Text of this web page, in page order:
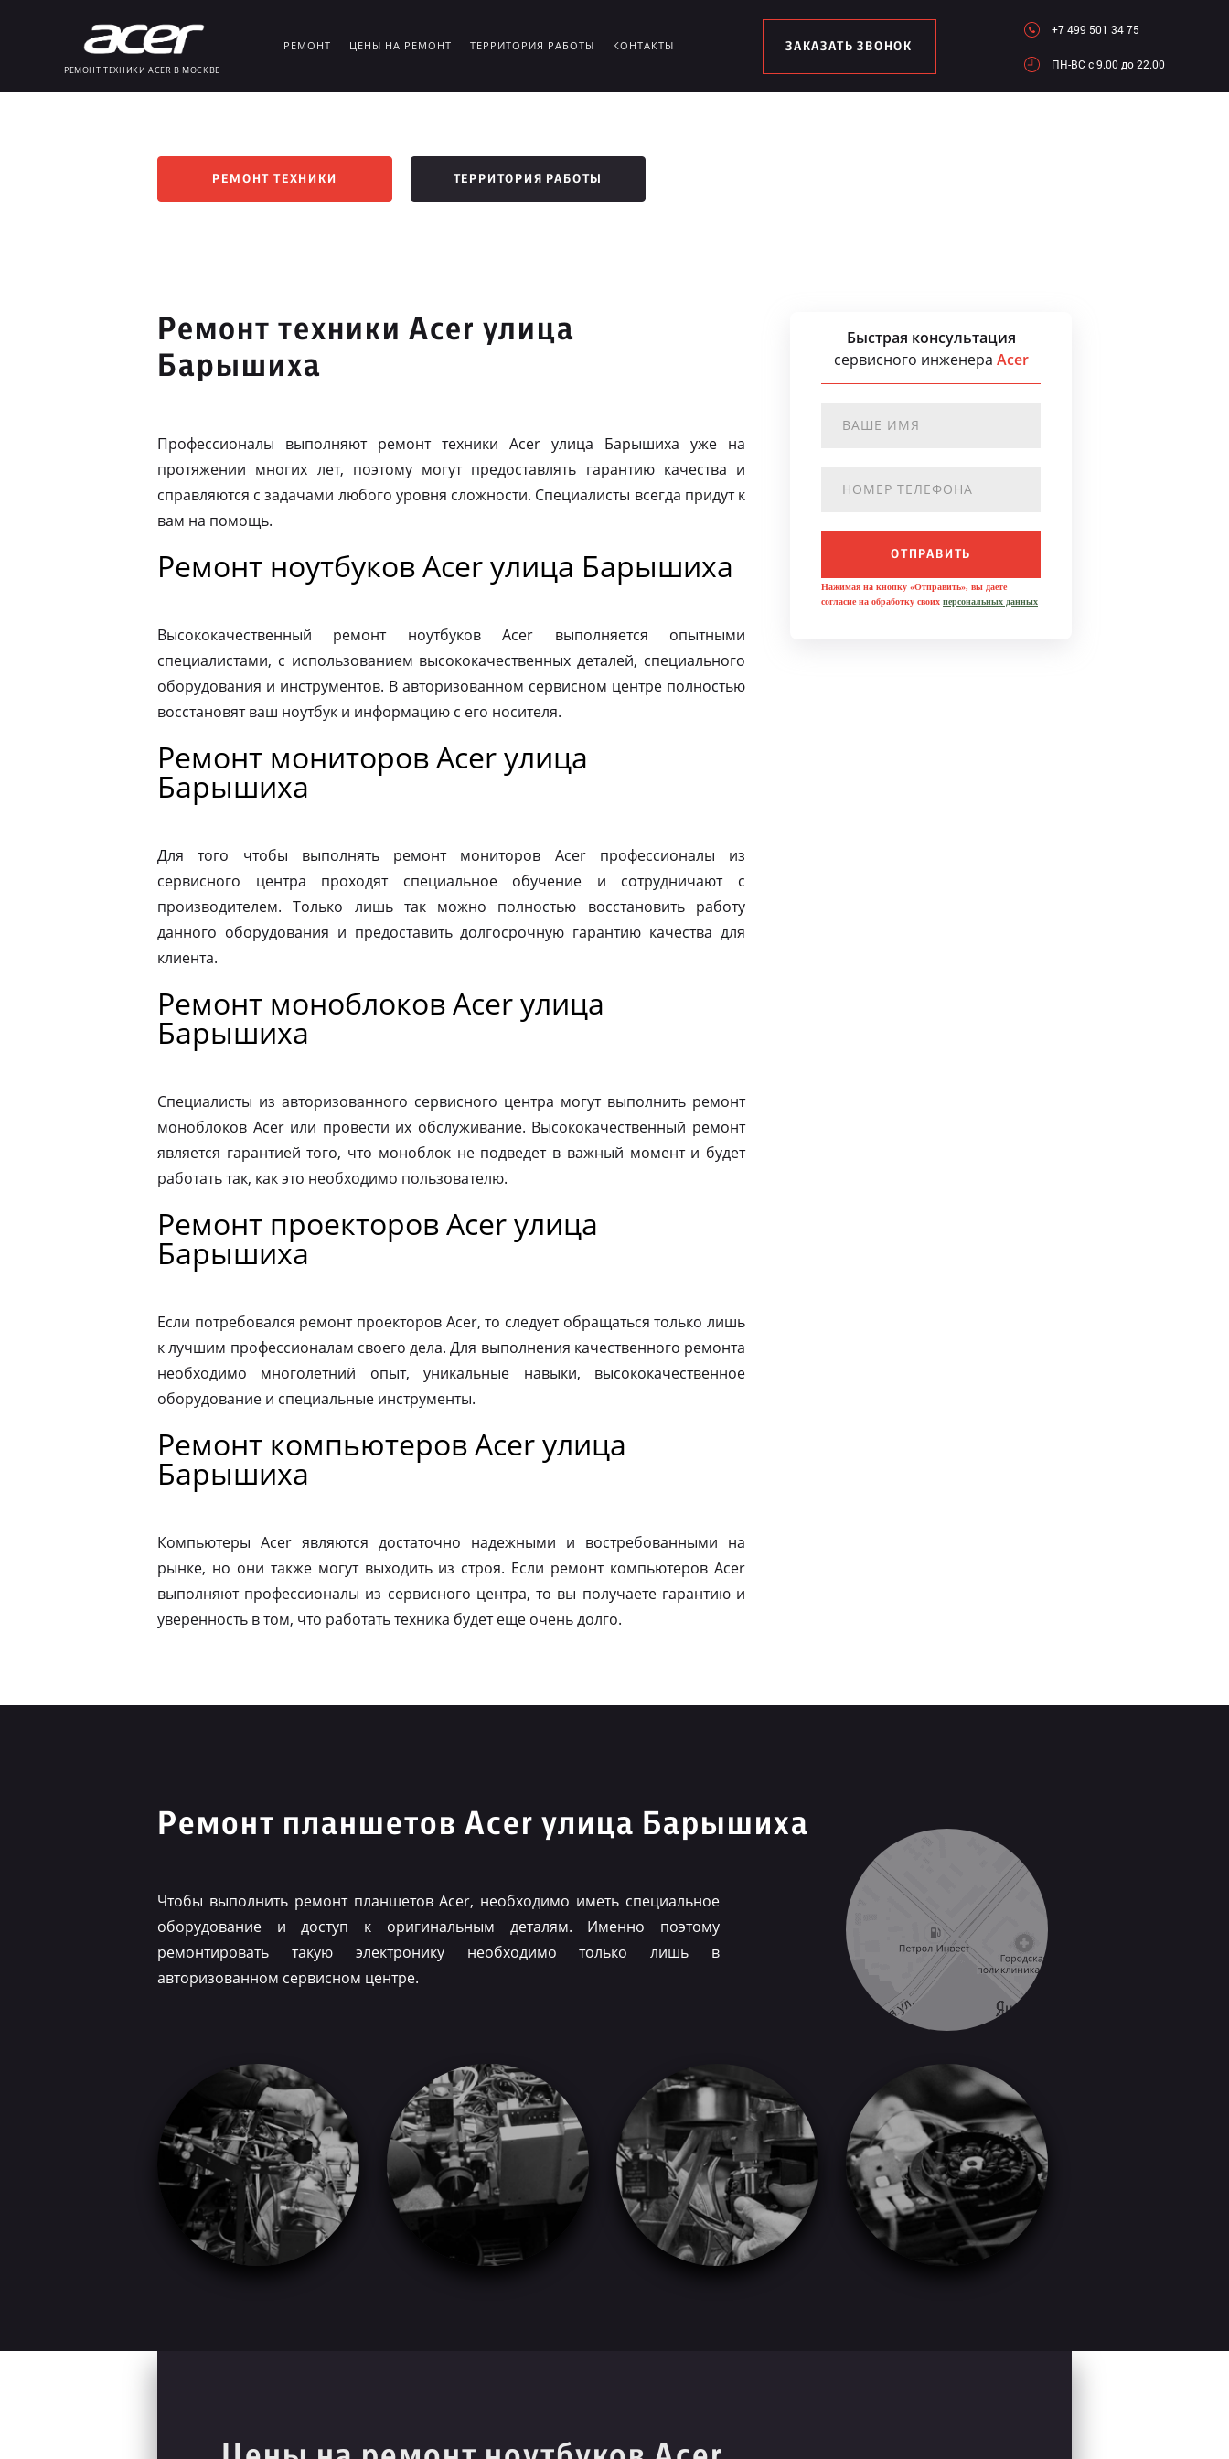
РЕМОНТ ТЕХНИКИ ACER В МОСКВЕ
РЕМОНТ ЦЕНЫ НА РЕМОНТ ТЕРРИТОРИЯ РАБОТЫ КОНТАКТЫ ЗАКАЗАТЬ ЗВОНОК
+7 499 501 34 75
ПН-ВC c 9.00 до 22.00
РЕМОНТ ТЕХНИКИ ТЕРРИТОРИЯ РАБОТЫ
Ремонт техники Acer улица
Барышиха
Профессионалы выполняют ремонт техники Acer улица Барышиха уже на
протяжении многих лет, поэтому могут предоставлять гарантию качества и
справляются с задачами любого уровня сложности. Специалисты всегда придут к
вам на помощь.
Ремонт ноутбуков Acer улица Барышиха
Высококачественный ремонт ноутбуков Acer выполняется опытными
специалистами, с использованием высококачественных деталей, специального
оборудования и инструментов. В авторизованном сервисном центре полностью
восстановят ваш ноутбук и информацию с его носителя.
Ремонт мониторов Acer улица
Барышиха
Для того чтобы выполнять ремонт мониторов Acer профессионалы из
сервисного центра проходят специальное обучение и сотрудничают с
производителем. Только лишь так можно полностью восстановить работу
данного оборудования и предоставить долгосрочную гарантию качества для
клиента.
Ремонт моноблоков Acer улица
Барышиха
Специалисты из авторизованного сервисного центра могут выполнить ремонт
моноблоков Acer или провести их обслуживание. Высококачественный ремонт
является гарантией того, что моноблок не подведет в важный момент и будет
работать так, как это необходимо пользователю.
Ремонт проекторов Acer улица
Барышиха
Если потребовался ремонт проекторов Acer, то следует обращаться только лишь
к лучшим профессионалам своего дела. Для выполнения качественного ремонта
необходимо многолетний опыт, уникальные навыки, высококачественное
оборудование и специальные инструменты.
Ремонт компьютеров Acer улица
Барышиха
Компьютеры Acer являются достаточно надежными и востребованными на
рынке, но они также могут выходить из строя. Если ремонт компьютеров Acer
выполняют профессионалы из сервисного центра, то вы получаете гарантию и
уверенность в том, что работать техника будет еще очень долго.
Быстрая консультация
сервисного инженера Acer
ОТПРАВИТЬ
Нажимая на кнопку «Отправить», вы даете
согласие на обработку своих персональных данных
Ремонт планшетов Acer улица Барышиха
Чтобы выполнить ремонт планшетов Acer, необходимо иметь специальное
оборудование и доступ к оригинальным деталям. Именно поэтому
ремонтировать такую электронику необходимо только лишь в
авторизованном сервисном центре.